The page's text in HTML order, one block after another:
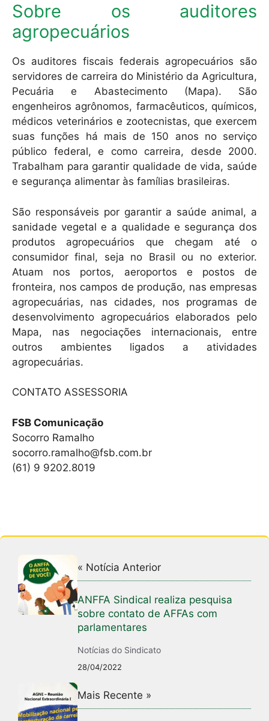
Sobre os auditores
agropecuários
Os auditores fiscais federais agropecuários são
servidores de carreira do Ministério da Agricultura,
Pecuária e Abastecimento (Mapa). São
engenheiros agrônomos, farmacêuticos, químicos,
médicos veterinários e zootecnistas, que exercem
suas funções há mais de 150 anos no serviço
público federal, e como carreira, desde 2000.
Trabalham para garantir qualidade de vida, saúde
e segurança alimentar às famílias brasileiras.
São responsáveis por garantir a saúde animal, a
sanidade vegetal e a qualidade e segurança dos
produtos agropecuários que chegam até o
consumidor final, seja no Brasil ou no exterior.
Atuam nos portos, aeroportos e postos de
fronteira, nos campos de produção, nas empresas
agropecuárias, nas cidades, nos programas de
desenvolvimento agropecuários elaborados pelo
Mapa, nas negociações internacionais, entre
outros ambientes ligados a atividades
agropecuárias.
CONTATO ASSESSORIA
FSB Comunicação
Socorro Ramalho
socorro.ramalho@fsb.com.br
(61) 9 9202.8019
« Notícia Anterior
ANFFA Sindical realiza pesquisa
sobre contato de AFFAs com
parlamentares
Notícias do Sindicato
28/04/2022
Mais Recente »